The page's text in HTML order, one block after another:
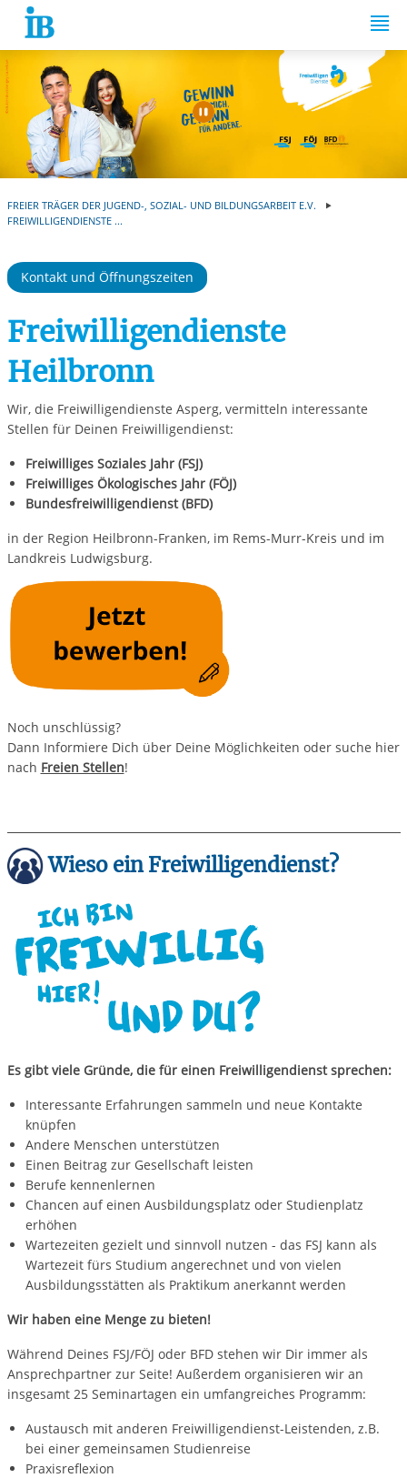
Springe zum Inhalt
Automatische
FREIER TRÄGER DER JUGEND-, SOZIAL- UND BILDUNGSARBEIT E.V.
FREIWILLIGENDIENSTE ...
Kontakt und Öffnungszeiten
Freiwilligendienste
Heilbronn
Wir, die Freiwilligendienste Asperg, vermitteln interessante
Stellen für Deinen Freiwilligendienst:
Freiwilliges Soziales Jahr (FSJ)
Freiwilliges Ökologisches Jahr (FÖJ)
Bundesfreiwilligendienst (BFD)
in der Region Heilbronn-Franken, im Rems-Murr-Kreis und im
Landkreis Ludwigsburg.
Noch unschlüssig?
Dann Informiere Dich über Deine Möglichkeiten oder suche hier
nach Freien Stellen!
Wieso ein Freiwilligendienst?
Es gibt viele Gründe, die für einen Freiwilligendienst sprechen:
Interessante Erfahrungen sammeln und neue Kontakte
knüpfen
Andere Menschen unterstützen
Einen Beitrag zur Gesellschaft leisten
Berufe kennenlernen
Chancen auf einen Ausbildungsplatz oder Studienplatz
erhöhen
Wartezeiten gezielt und sinnvoll nutzen - das FSJ kann als
Wartezeit fürs Studium angerechnet und von vielen
Ausbildungsstätten als Praktikum anerkannt werden
Wir haben eine Menge zu bieten!
Während Deines FSJ/FÖJ oder BFD stehen wir Dir immer als
Ansprechpartner zur Seite! Außerdem organisieren wir an
insgesamt 25 Seminartagen ein umfangreiches Programm:
Austausch mit anderen Freiwilligendienst-Leistenden, z.B.
bei einer gemeinsamen Studienreise
Praxisreflexion